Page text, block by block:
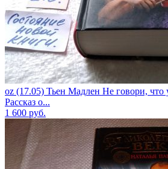
oz (17.05) Тьен Мадлен Не говори, что
Рассказ о...
1 600 руб.